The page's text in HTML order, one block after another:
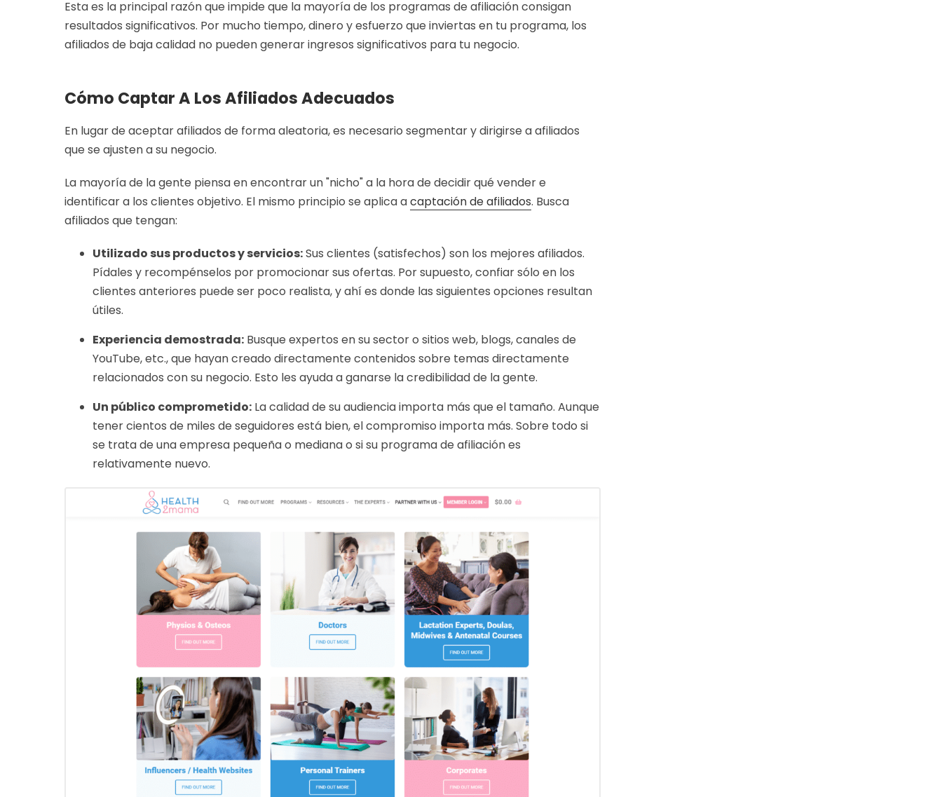
Esta es la principal razón que impide que la mayoría de los programas de afiliación consigan
resultados significativos. Por mucho tiempo, dinero y esfuerzo que inviertas en tu programa, los
afiliados de baja calidad no pueden generar ingresos significativos para tu negocio.
Cómo Captar A Los Afiliados Adecuados
En lugar de aceptar afiliados de forma aleatoria, es necesario segmentar y dirigirse a afiliados
que se ajusten a su negocio.
La mayoría de la gente piensa en encontrar un "nicho" a la hora de decidir qué vender e
identificar a los clientes objetivo. El mismo principio se aplica acaptación de afiliados. Busca
afiliados que tengan:
Utilizado sus productos y servicios:Sus clientes (satisfechos) son los mejores afiliados.
Pídales y recompénselos por promocionar sus ofertas. Por supuesto, confiar sólo en los
clientes anteriores puede ser poco realista, y ahí es donde las siguientes opciones resultan
útiles.
Experiencia demostrada: Busque expertos en su sector o sitios web, blogs, canales de
YouTube, etc., que hayan creado directamente contenidos sobre temas directamente
relacionados con su negocio. Esto les ayuda a ganarse la credibilidad de la gente.
Un público comprometido: La calidad de su audiencia importa más que el tamaño. Aunque
tener cientos de miles de seguidores está bien, el compromiso importa más. Sobre todo si
se trata de una empresa pequeña o mediana o si su programa de afiliación es
relativamente nuevo.